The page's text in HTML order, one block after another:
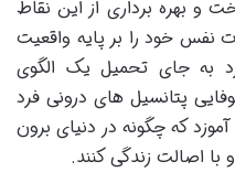
و بهره برداری از این نقاط
نفس خود را بر پایه واقعیت
به جای تحمیل یک الگوی
پتانسیل های درونی فرد
که چگونه در دنیای برون
با اصالت زندگی کنند.